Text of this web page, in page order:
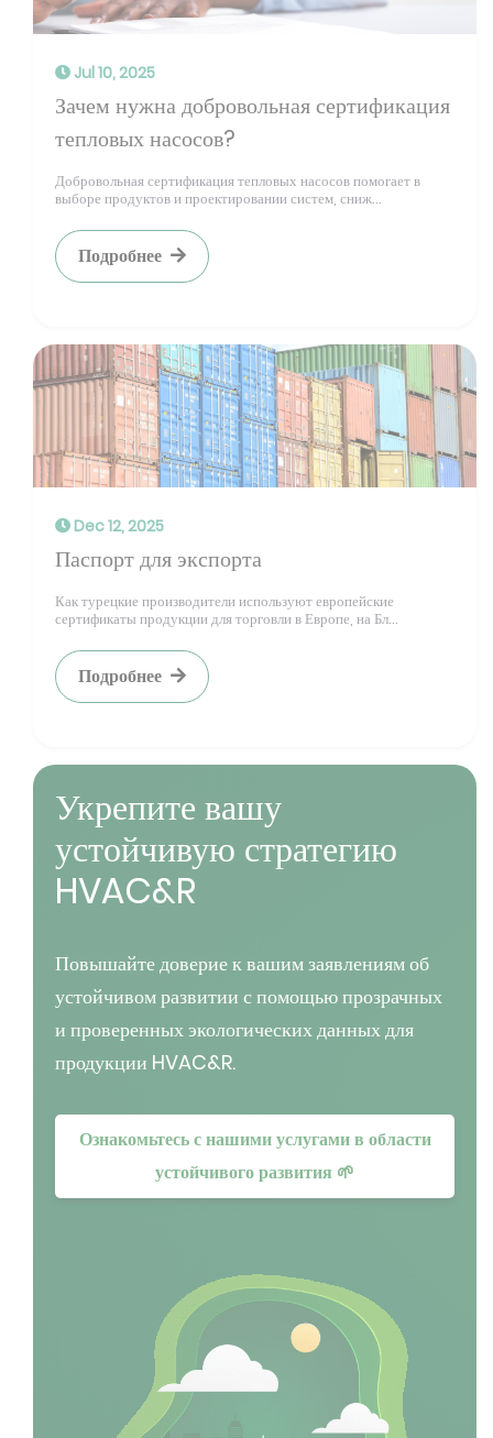
Jul 10, 2025
Зачем нужна добровольная сертификация
тепловых насосов?
Добровольная сертификация тепловых насосов помогает в
выборе продуктов и проектировании систем, сниж...
Подробнее
Dec 12, 2025
Паспорт для экспорта
Как турецкие производители используют европейские
сертификаты продукции для торговли в Европе, на Бл...
Подробнее
Укрепите вашу
устойчивую стратегию
HVAC&R
Повышайте доверие к вашим заявлениям об
устойчивом развитии с помощью прозрачных
и проверенных экологических данных для
продукции HVAC&R.
Ознакомьтесь с нашими услугами в области
устойчивого развития 🌱